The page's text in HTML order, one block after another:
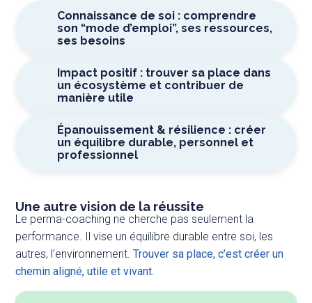
Connaissance de soi : comprendre
son “mode d’emploi”, ses ressources,
ses besoins
Impact positif : trouver sa place dans
un écosystème et contribuer de
manière utile
Épanouissement & résilience : créer
un équilibre durable, personnel et
professionnel
Une autre vision de la réussite
Le perma-coaching ne cherche pas seulement la
performance. Il vise un équilibre durable entre soi, les
autres, l’environnement.Trouver sa place, c’est créer un
chemin aligné, utile et vivant.